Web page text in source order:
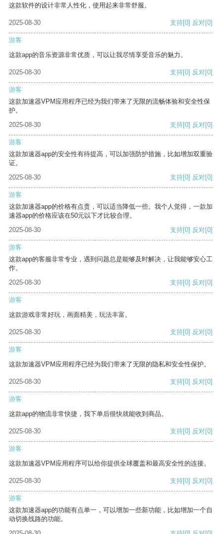
这款软件的设计非常人性化，使用起来非常舒服。
2025-08-30 支持[0] 反对[0]
游客
这款app的音乐资源非常优质，可以让我尽情享受音乐的魅力。
2025-08-30 支持[0] 反对[0]
游客
这款加速器VPM应用程序已经为我们带来了无限的流畅体验和安全性保
护。
2025-08-30
支持[0] 反对[0]
游客
这款加速器app的安全性有待提高，可以加强防护措施，比如增加双重验
证。
2025-08-30
支持[0] 反对[0]
游客
这款加速器app的价格有点贵，可以适当降低一些。我个人觉得，一款加
速器app的价格应该在50元以下才比较合理。
2025-08-30
支持[0] 反对[0]
游客
这款app的客服非常专业，遇到问题总是能够及时解决，让我能够安心工
作。
2025-08-30
支持[0] 反对[0]
游客
这款游戏非常好玩，画面精美，玩法丰富。
2025-08-30 支持[0] 反对[0]
游客
这款加速器VPM应用程序已经为我们带来了无限的隐私和安全性保护。
2025-08-30 支持[0] 反对[0]
游客
这款app的物流非常快捷，我下单后很快就能收到商品。
2025-08-30 支持[0] 反对[0]
游客
这款加速器VPM应用程序可以给你提供全球覆盖和最高安全性的连接。
2025-08-30 支持[0] 反对[0]
游客
这款加速器app的功能有点单一，可以增加一些新功能，比如增加一个自
动切换线路的功能。